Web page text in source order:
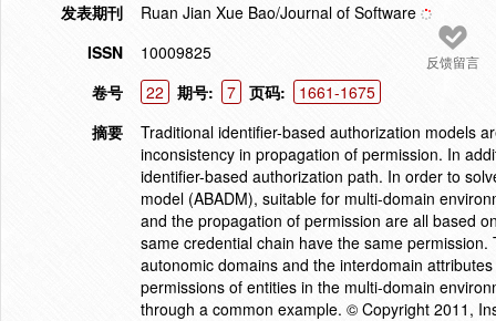
反馈留言
发表期刊
Ruan Jian Xue Bao/Journal of Software
ISSN
10009825
卷号
22 期号: 7 页码:
1661-1675
摘要
Traditional identifier-based authorization models
inconsistency in propagation of permission. In
identifier-based authorization path. In order to
model (ABADM), suitable for multi-domain
and the propagation of permission are all based
same credential chain have the same
autonomic domains and the interdomain
permissions of entities in the multi-domain
through a common example. © Copyright 2011,